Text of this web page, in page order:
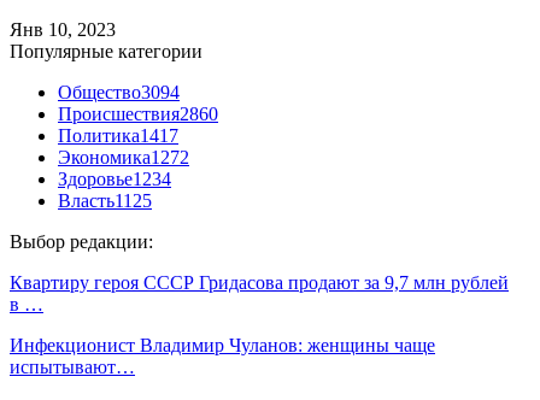
Янв 10, 2023
Популярные категории
Общество3094
Происшествия2860
Политика1417
Экономика1272
Здоровье1234
Власть1125
Выбор редакции:
Квартиру героя СССР Гридасова продают за 9,7 млн рублей
в …
Инфекционист Владимир Чуланов: женщины чаще
испытывают…